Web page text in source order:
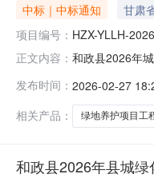
中标｜中标通知 甘肃
项目编号： HZX-YLLH-
正文内容： 和政县2026年
企业成交价格1
发布时间： 2026-02-27
相关产品：
绿地养护项目工
和政县2026年县城